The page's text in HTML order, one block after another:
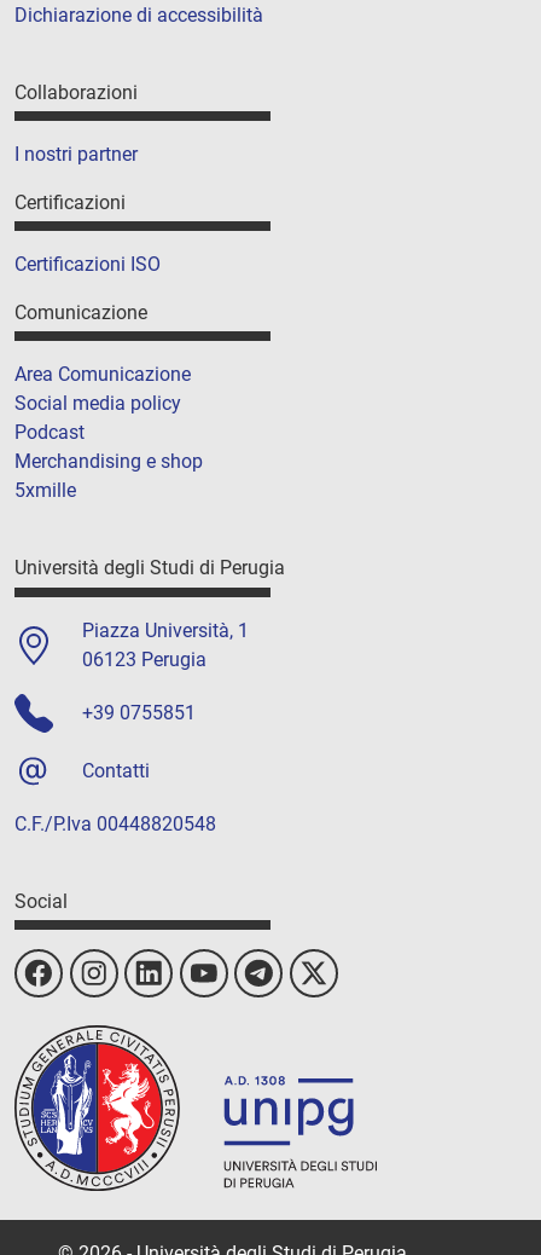
Dichiarazione di accessibilità
Collaborazioni
I nostri partner
Certificazioni
Certificazioni ISO
Comunicazione
Area Comunicazione
Social media policy
Podcast
Merchandising e shop
5xmille
Università degli Studi di Perugia
Piazza Università, 1
06123 Perugia
+39 0755851
Contatti
C.F./P.Iva 00448820548
Social